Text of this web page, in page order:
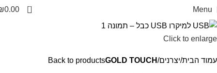
Menu
0
0.00
Click to enlarge
עמוד הבית יצרנים GOLD TOUCH
Back to products